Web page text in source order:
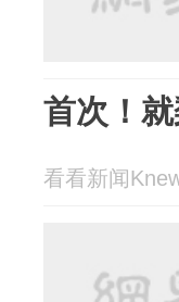
首次！
看看新闻